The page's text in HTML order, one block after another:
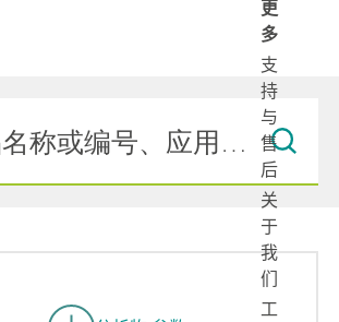
更
多
支
持
与
售
后
关
于
我
们
工